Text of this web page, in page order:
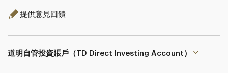
提供意見回饋
道明自管投資賬戶（TD Direct Investing Account）